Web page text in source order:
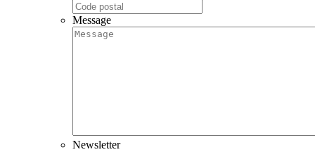
Message
Newsletter